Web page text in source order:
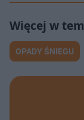
OPADY ŚNIEGU